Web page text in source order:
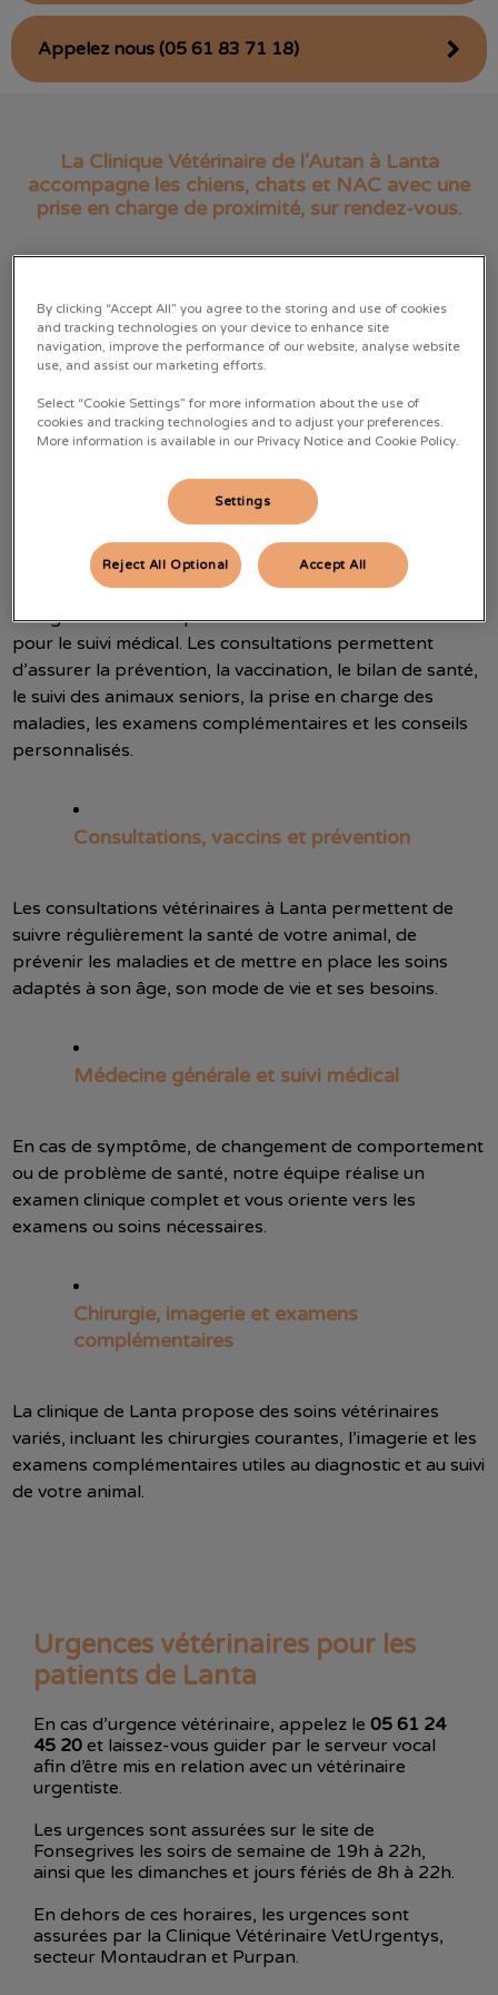
Appelez nous (05 61 83 71 18)
La Clinique Vétérinaire de l’Autan à Lanta
accompagne les chiens, chats et NAC avec une
prise en charge de proximité, sur rendez-vous.
vétérinaire complet pour la prévention, les
consultations, la médecine générale, la chirurgie,
l’imagerie et les conseils du quotidien.
Nos services vétérinaires à Lanta
À Lanta, l’équipe de la Clinique de l’Autan prend en
charge votre animal pour les soins courants comme
pour le suivi médical. Les consultations permettent
d’assurer la prévention, la vaccination, le bilan de santé,
le suivi des animaux seniors, la prise en charge des
maladies, les examens complémentaires et les conseils
personnalisés.
Consultations, vaccins et prévention
Les consultations vétérinaires à Lanta permettent de
suivre régulièrement la santé de votre animal, de
prévenir les maladies et de mettre en place les soins
adaptés à son âge, son mode de vie et ses besoins.
Médecine générale et suivi médical
En cas de symptôme, de changement de comportement
ou de problème de santé, notre équipe réalise un
examen clinique complet et vous oriente vers les
examens ou soins nécessaires.
Chirurgie, imagerie et examens
complémentaires
La clinique de Lanta propose des soins vétérinaires
variés, incluant les chirurgies courantes, l’imagerie et les
examens complémentaires utiles au diagnostic et au suivi
de votre animal.
Urgences vétérinaires pour les
patients de Lanta
En cas d’urgence vétérinaire, appelez le 05 61 24
45 20 et laissez-vous guider par le serveur vocal
afin d’être mis en relation avec un vétérinaire
urgentiste.
Les urgences sont assurées sur le site de
Fonsegrives les soirs de semaine de 19h à 22h,
ainsi que les dimanches et jours fériés de 8h à 22h.
En dehors de ces horaires, les urgences sont
assurées par la Clinique Vétérinaire VetUrgentys,
secteur Montaudran et Purpan.
By clicking “Accept All” you agree to the storing and use of cookies
and tracking technologies on your device to enhance site
navigation, improve the performance of our website, analyse website
use, and assist our marketing efforts.
Select “Cookie Settings” for more information about the use of
cookies and tracking technologies and to adjust your preferences.
More information is available in our Privacy Notice and Cookie Policy.
Settings
Reject All Optional Accept All